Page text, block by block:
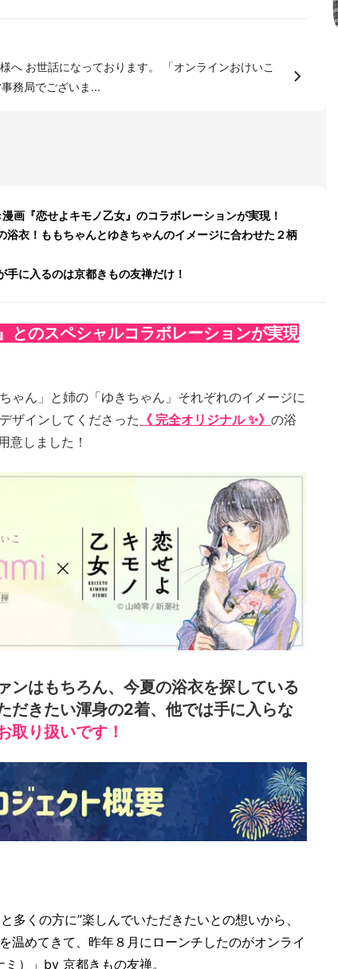
おけいこ
務局でございま...
画『恋せよキモノ乙女』のコラボレーションが実現！
浴衣！ももちゃんとゆきちゃんのイメージに合わせた２柄
に入るのは京都きもの友禅だけ！
とのスペシャルコラボレーションが実現
ゃん」と姉の「ゆきちゃん」それぞれのイメージに
ザインしてくださった 《 完全オリジナル ✨》 の浴
意しました！
ンはもちろん、今夏の浴衣を探している
だきたい渾身の2着、他では手に入らな
取り扱いです！
多くの方に”楽しんでいただきたいとの想いから、
温めてきて、昨年８月にローンチしたのがオンライ
）」by 京都きもの友禅。